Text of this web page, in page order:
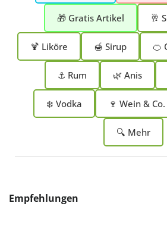
🎁 Gratis Artikel 🥂
🍹 Liköre 🍯 Sirup 🍊
⚓ Rum 🌿 Anis
❄️ Vodka 🍷 Wein & Co.
🔍 Mehr
Produktgalerie überspringen
Empfehlungen